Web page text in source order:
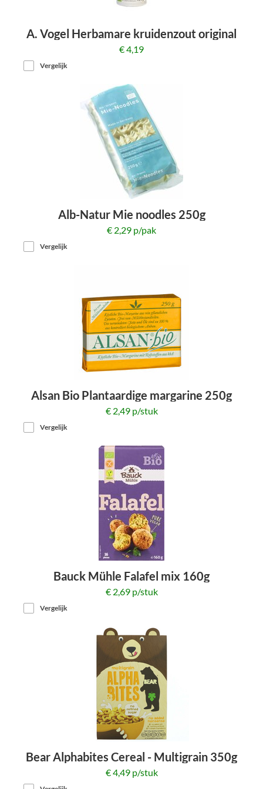
A. Vogel Herbamare kruidenzout original
125g
€ 4,19
Vergelijk
Alb-Natur Mie noodles 250g
€ 2,29 p/pak
Vergelijk
Alsan Bio Plantaardige margarine 250g
*tht 30.07.2026*
€ 2,49 p/stuk
Vergelijk
Bauck Mühle Falafel mix 160g
€ 2,69 p/stuk
Vergelijk
Bear Alphabites Cereal - Multigrain 350g
€ 4,49 p/stuk